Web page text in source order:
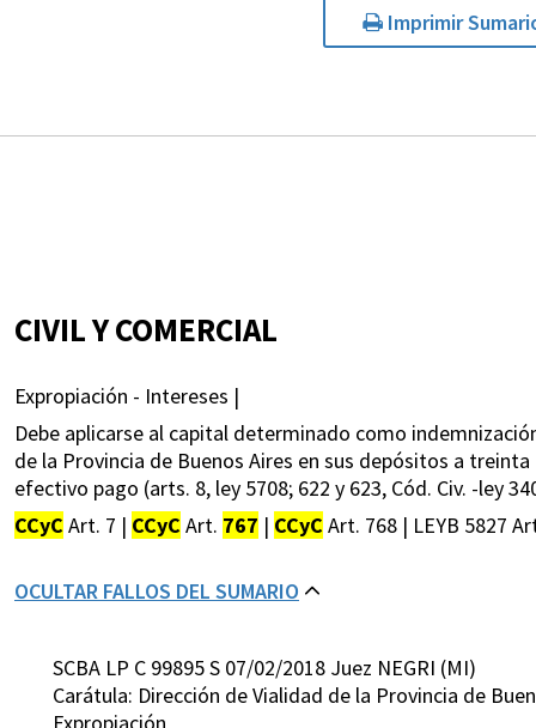
Imprimir
CIVIL Y COMERCIAL
Expropiación - Intereses |
Debe aplicarse al capital determinado como
de la Provincia de Buenos Aires en sus depósitos a
efectivo pago (arts. 8, ley 5708; 622 y 623, Cód. Civ. -ley
CCyC Art. 7 | CCyC Art. 767 | CCyC Art. 768 | LEYB 5827
OCULTAR FALLOS DEL SUMARIO
SCBA LP C 99895 S 07/02/2018 Juez NEGRI (MI)
Carátula: Dirección de Vialidad de la Provincia de